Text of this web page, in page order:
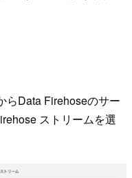
らData Firehoseのサー
ストリームを選